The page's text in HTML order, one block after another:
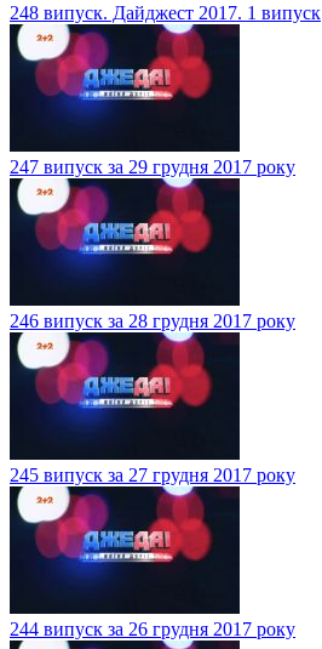
248 випуск. Дайджест 2017. 1 випуск
247 випуск за 29 грудня 2017 року
246 випуск за 28 грудня 2017 року
245 випуск за 27 грудня 2017 року
244 випуск за 26 грудня 2017 року